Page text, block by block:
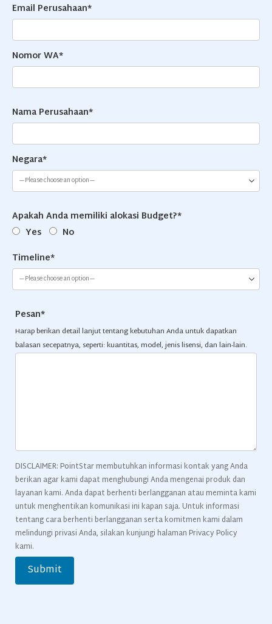
Email Perusahaan*
Nomor WA*
Nama Perusahaan*
Negara*
Apakah Anda memiliki alokasi Budget?*
Yes
No
Timeline*
Pesan*
Harap berikan detail lanjut tentang kebutuhan Anda untuk dapatkan
balasan secepatnya, seperti: kuantitas, model, jenis lisensi, dan lain-lain.
DISCLAIMER: PointStar membutuhkan informasi kontak yang Anda
berikan agar kami dapat menghubungi Anda mengenai produk dan
layanan kami. Anda dapat berhenti berlangganan atau meminta kami
untuk menghentikan komunikasi ini kapan saja. Untuk informasi
tentang cara berhenti berlangganan serta komitmen kami dalam
melindungi privasi Anda, silakan kunjungi halaman Privacy Policy
kami.